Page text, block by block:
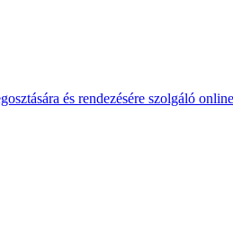
és rendezésére szolgáló